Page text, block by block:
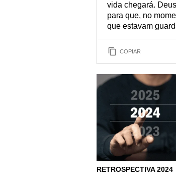
vida chegará.
para que, no
que estavam
COPIAR
RETROSPECTIVA 2024